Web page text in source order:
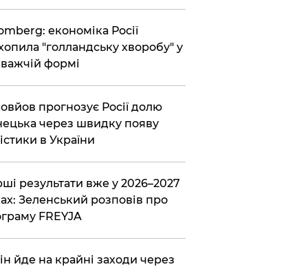
економіка Росії
"голландську хворобу" у
формі
прогнозує Росії долю
через швидку появу
в України
результати вже у 2026–2027
Зеленський розповів про
FREYJA
йде на крайні заходи через